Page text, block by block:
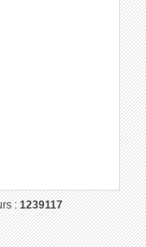
:1239117